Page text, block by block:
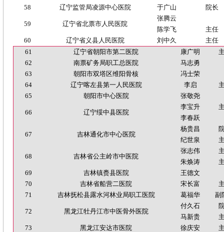
58 辽宁监管局凌源中心医院 于广山 院长
59 辽宁省北票市人民医院
张腾云
陈学飞
主任
60
辽宁省义县人民医院 刘中久
主任
61
辽宁省朝阳市第二医院 康广明
62
南票矿务局职工总医院
马志勇
63
朝阳市双塔区维阳骨核
冯士荣
64
辽宁喀左县第一人民医院 李启
65
朝阳市中心医院 张敬尧
66 辽宁绥中县医院
李宝升
李春跃
67 吉林通化市中心医院
杨贵昌
纪世泉
68 吉林省公主岭市中医院
张志伟
朱焕涛
69
吉林镇赉县医院
王德文
70
吉林省船营二医院 宋长富
71
吉林抚松县露水河林业局职工医院 葛福华 副
72 黑龙江牡丹江市中医骨外医院
付久石
马新贵
73
黑龙江安达市医院 徐庆安